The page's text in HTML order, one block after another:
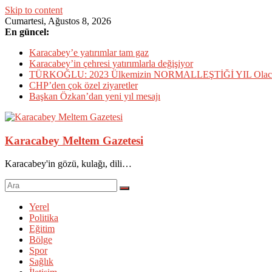
Skip to content
Cumartesi, Ağustos 8, 2026
En güncel:
Karacabey’e yatırımlar tam gaz
Karacabey’in çehresi yatırımlarla değişiyor
TÜRKOĞLU: 2023 Ülkemizin NORMALLEŞTİĞİ YIL
CHP’den çok özel ziyaretler
Başkan Özkan’dan yeni yıl mesajı
Karacabey Meltem Gazetesi
Karacabey'in gözü, kulağı, dili…
Yerel
Politika
Eğitim
Bölge
Spor
Sağlık